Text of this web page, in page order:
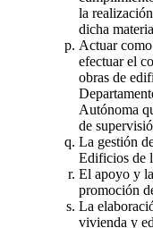
la
dicha
Actuar
efectuar el
obras de
Autónoma
de
La gestión
Edificios de
El apoyo y
promoción
La
vivienda y